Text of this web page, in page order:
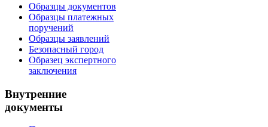
Образцы документов
Образцы платежных
поручений
Образцы заявлений
Безопасный город
Образец экспертного
заключения
Внутренние
документы